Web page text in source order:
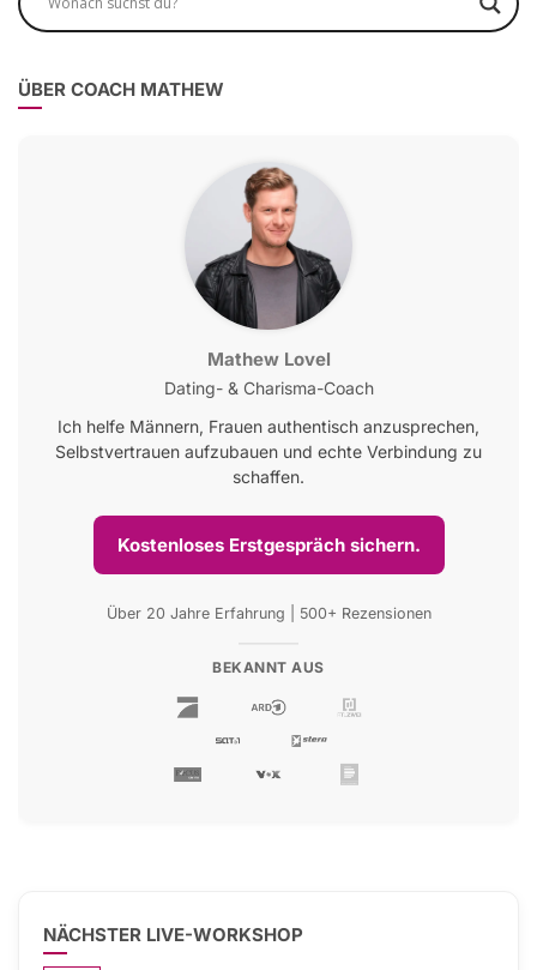
ÜBER COACH MATHEW
Mathew Lovel
Dating- & Charisma-Coach
Ich helfe Männern, Frauen authentisch anzusprechen,
Selbstvertrauen aufzubauen und echte Verbindung zu
schaffen.
Kostenloses Erstgespräch sichern.
Über 20 Jahre Erfahrung | 500+ Rezensionen
BEKANNT AUS
NÄCHSTER LIVE-WORKSHOP